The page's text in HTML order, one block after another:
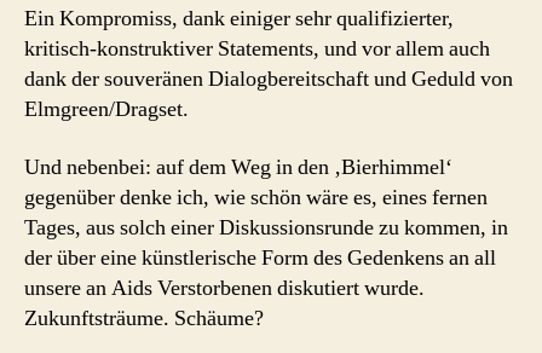
Ein Kompromiss, dank einiger sehr qualifizierter,
kritisch-konstruktiver Statements, und vor allem auch
dank der souveränen Dialogbereitschaft und Geduld von
Elmgreen/Dragset.
Und nebenbei: auf dem Weg in den ‚Bierhimmel‘
gegenüber denke ich, wie schön wäre es, eines fernen
Tages, aus solch einer Diskussionsrunde zu kommen, in
der über eine künstlerische Form des Gedenkens an all
unsere an Aids Verstorbenen diskutiert wurde.
Zukunftsträume. Schäume?